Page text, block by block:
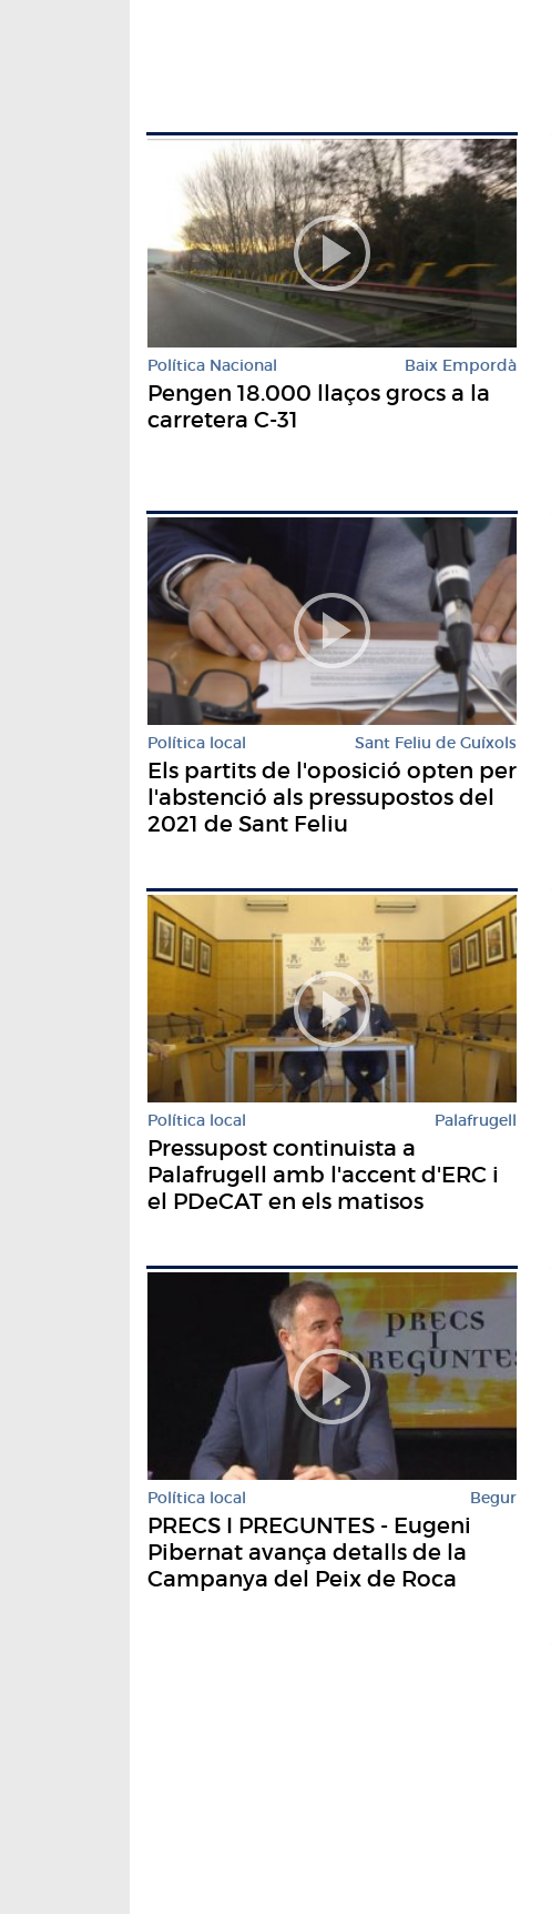
Política Nacional Baix Empordà
Pengen 18.000 llaços grocs a la
carretera C-31
Política local Sant Feliu de Guíxols
Els partits de l'oposició opten per
l'abstenció als pressupostos del
2021 de Sant Feliu
Política local Palafrugell
Pressupost continuista a
Palafrugell amb l'accent d'ERC i
el PDeCAT en els matisos
Política local Begur
PRECS I PREGUNTES - Eugeni
Pibernat avança detalls de la
Campanya del Peix de Roca